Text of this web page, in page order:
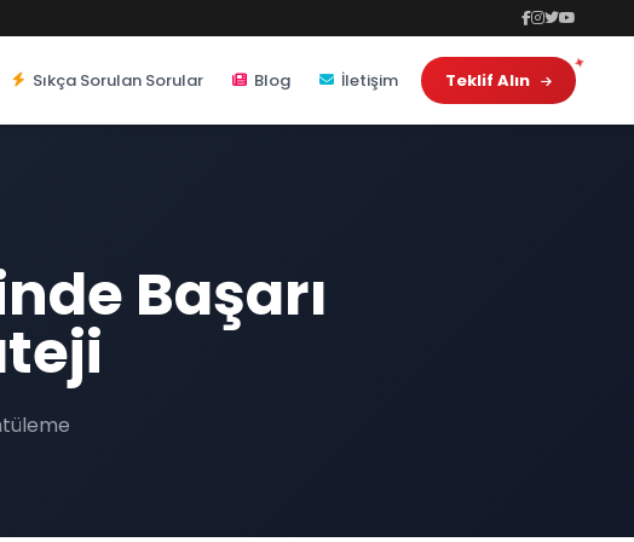
Sıkça Sorulan Sorular Blog İletişim Teklif Alın
Başarı